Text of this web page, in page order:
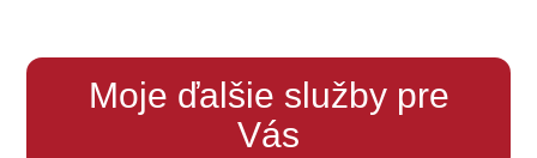
Moje ďalšie služby pre
Vás